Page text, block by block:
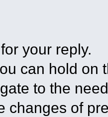
your reply.
can hold on
to the
changes of